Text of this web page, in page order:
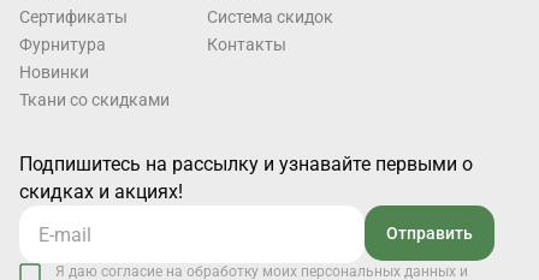
Cертификаты
Фурнитура
Новинки
Ткани со скидками
Система скидок
Контакты
Подпишитесь на рассылку и узнавайте первыми о
скидках и акциях!
Отправить
Я даю согласие на обработку моих персональных данных и